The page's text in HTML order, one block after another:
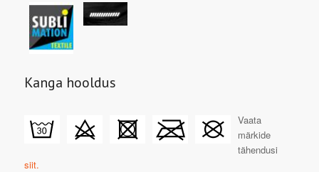
Kanga hooldus
Vaata
märkide
tähendusi
siit.